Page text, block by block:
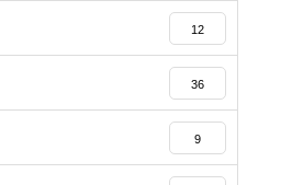
12
36
9